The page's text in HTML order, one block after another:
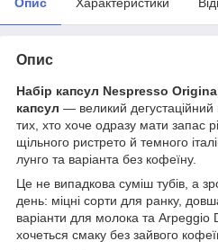
Опис
Набір капсул Nespresso
капсул — великий
тих, хто хоче одразу мати запас
щільного ристрето й темного
лунго та варіанта без кофеїну.
Це не випадкова суміш тубів, а
день: міцні сорти для ранку,
варіанти для молока та Arpeggio
хочеться смаку без зайвого